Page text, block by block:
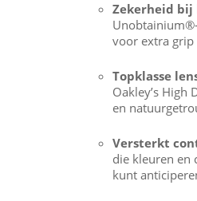
Zekerheid bij
voor extra grip
Topklasse
Oakley’s
en
Versterkt
die kleuren en
kunt